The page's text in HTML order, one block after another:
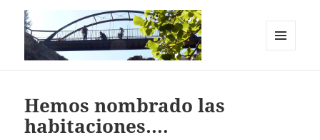
Lobos. La Chimenea de Soria I y II
Hemos nombrado las
habitaciones….